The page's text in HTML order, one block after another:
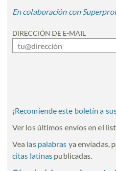
En colaboración con Superprof
DIRECCIÓN DE E-MAIL
¡Recomiende este boletín a
Ver los últimos envíos en el
Vea las palabras ya enviadas,
citas latinas publicadas.